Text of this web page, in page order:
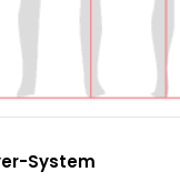
System